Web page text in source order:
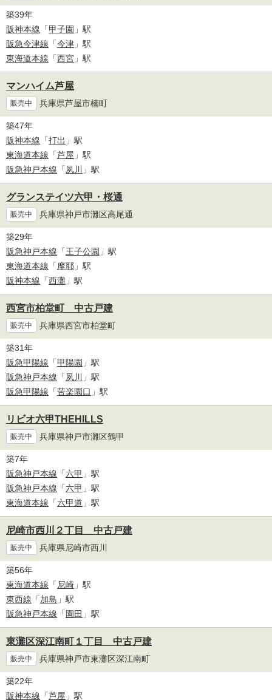
築39年
阪神本線 「甲子園 」駅
阪急今津線 「今津 」駅
東海道本線 「西宮 」駅
マンハイム芦屋
販売中 兵庫県芦屋市楠町
築47年
阪神本線 「打出 」駅
東海道本線 「芦屋 」駅
阪急神戸本線 「夙川 」駅
グランステイツ六甲・桜通
販売中 兵庫県神戸市灘区高尾通
築29年
阪急神戸本線 「王子公園 」駅
東海道本線 「摩耶 」駅
阪神本線 「西灘 」駅
西宮市柏堂町 中古戸建
販売中 兵庫県西宮市柏堂町
築31年
阪急甲陽線 「甲陽園 」駅
阪急神戸本線 「夙川
」駅
阪急甲陽線 「苦楽園口 」駅
リビオ六甲THEHILLS
販売中 兵庫県神戸市灘区鶴甲
築7年
阪急神戸本線 「六甲 」駅
阪急神戸本線 「六甲 」駅
東海道本線 「六甲道 」駅
尼崎市西川２丁目 中古戸建
販売中 兵庫県尼崎市西川
築56年
東海道本線 「 尼崎 」駅
東西線 「加島 」駅
阪急神戸本線 「 園田 」駅
東灘区深江南町１丁目 中古戸建
販売中 兵庫県神戸市東灘区深江南町
築22年
阪神本線 「芦屋 」駅